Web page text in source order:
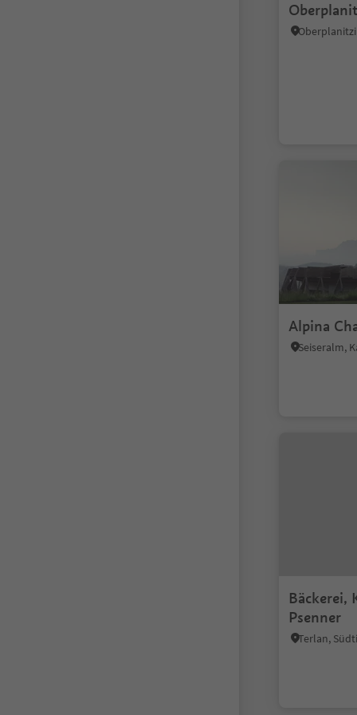
Alpina
Bäckerei,
Psenner
Terlan,